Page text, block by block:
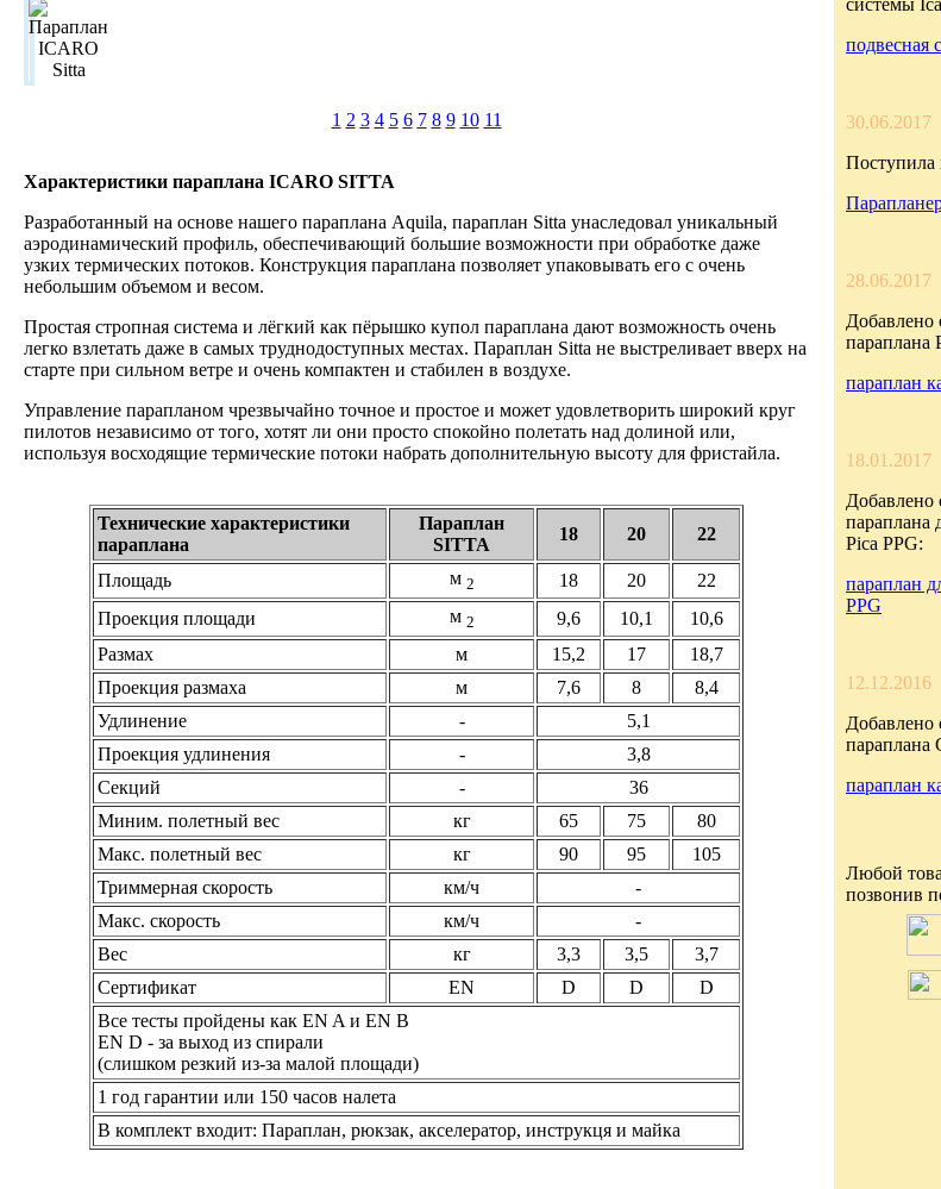
1 2 3 4 5 6 7 8 9 10 11
Характеристики параплана ICARO SITTA
Разработанный на основе нашего параплана Aquila, параплан Sitta унаследовал уникальный
аэродинамический профиль, обеспечивающий большие возможности при обработке даже
узких термических потоков. Конструкция параплана позволяет упаковывать его с очень
небольшим объемом и весом.
Простая стропная система и лёгкий как пёрышко купол параплана дают возможность очень
легко взлетать даже в самых труднодоступных местах. Параплан Sitta не выстреливает вверх на
старте при сильном ветре и очень компактен и стабилен в воздухе.
Управление парапланом чрезвычайно точное и простое и может удовлетворить широкий круг
пилотов независимо от того, хотят ли они просто спокойно полетать над долиной или,
используя восходящие термические потоки набрать дополнительную высоту для фристайла.
Технические характеристики
параплана
Параплан
SITTA
18 20 22
Площадь м 2 18 20
22
Проекция площади
м 2 9,6 10,1
10,6
Размах
м 15,2 17
18,7
Проекция размаха
м 7,6 8
8,4
Удлинение
-
5,1
Проекция удлинения
-
3,8
Секций
-
36
Миним. полетный вес
кг 65 75
80
Макс. полетный вес
кг 90 95
105
Триммерная скорость
км/ч
-
Макс. скорость
км/ч
-
Вес
кг 3,3 3,5
3,7
Сертификат
EN D D
D
Все тесты пройдены как EN A и EN B
EN D - за выход из спирали
(слишком резкий из-за малой площади)
1 год гарантии или 150 часов налета
В комплект входит: Параплан, рюкзак, акселератор, инструкця и майка
системы
подвесная
30.06.2017
Поступила
28.06.2017
Добавлено
параплана
параплан
18.01.2017
Добавлено
параплана
Pica PPG:
параплан
PPG
12.12.2016
Добавлено
параплана
параплан
Любой
позвонив